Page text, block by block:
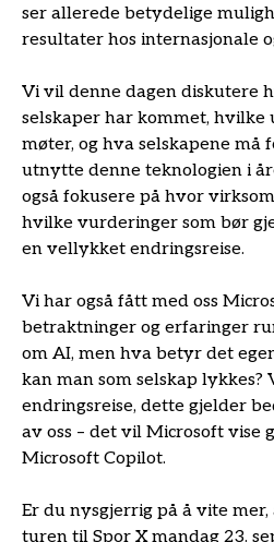
ser allerede betydelige
resultater hos internasjonale
Vi vil denne dagen diskutere
selskaper har kommet,
møter, og hva selskapene må
utnytte denne teknologien i
også fokusere på hvor
hvilke vurderinger som bør
en vellykket endringsreise.
Vi har også fått med oss
betraktninger og erfaringer
om AI, men hva betyr det
kan man som selskap
endringsreise, dette gjelder
av oss – det vil Microsoft vise
Microsoft Copilot.
Er du nysgjerrig på å vite
turen til Spor X mandag 23.